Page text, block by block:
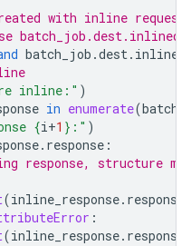
with inline request
batch_job .dest.
inline:" )
in enumerate(
{i+1 } :" )
. response :
response, structure
(inline_response. response
:
(inline_response. response